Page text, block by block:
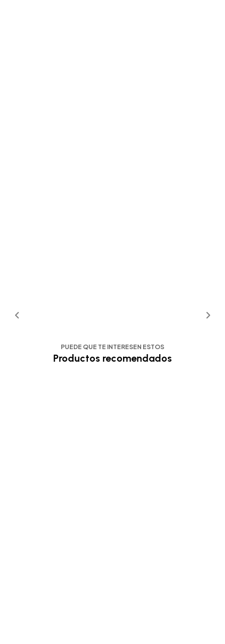
PUEDE QUE TE INTERESEN ESTOS
Productos recomendados